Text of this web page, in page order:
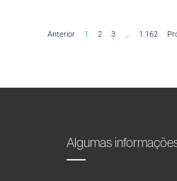
Anterior 1 2 3 … 1.162
Algumas